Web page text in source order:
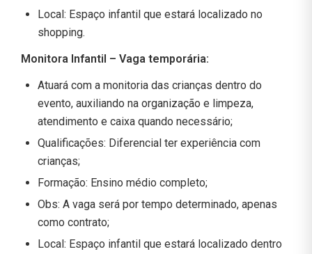
Local: Espaço infantil que estará localizado no
shopping.
Monitora Infantil – Vaga temporária:
Atuará com a monitoria das crianças dentro do
evento, auxiliando na organização e limpeza,
atendimento e caixa quando necessário;
Qualificações: Diferencial ter experiência com
crianças;
Formação: Ensino médio completo;
Obs: A vaga será por tempo determinado, apenas
como contrato;
Local: Espaço infantil que estará localizado dentro